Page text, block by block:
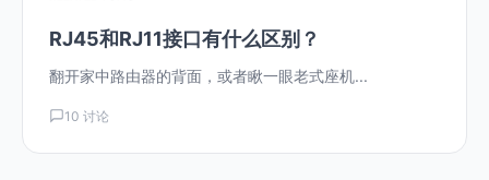
RJ45和RJ11接口有什么区别？
翻开家中路由器的背面，或者瞅一眼老式座机...
10 讨论